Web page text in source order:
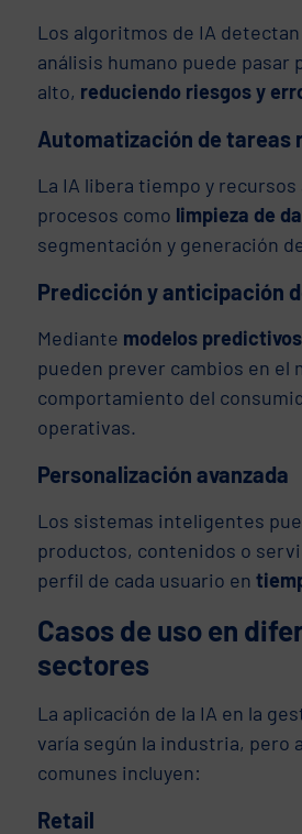
Los algoritmos de IA
análisis humano puede pasar
alto, reduciendo riesgos y
Automatización de tareas
La IA libera tiempo y recursos
procesos como limpieza de
segmentación y generación
Predicción y anticipación
Mediante modelos predictivos
pueden prever cambios en el
comportamiento del
operativas.
Personalización avanzada
Los sistemas inteligentes
productos, contenidos o
perfil de cada usuario en
Casos de uso en
sectores
La aplicación de la IA en la
varía según la industria, pero
comunes incluyen:
Retail